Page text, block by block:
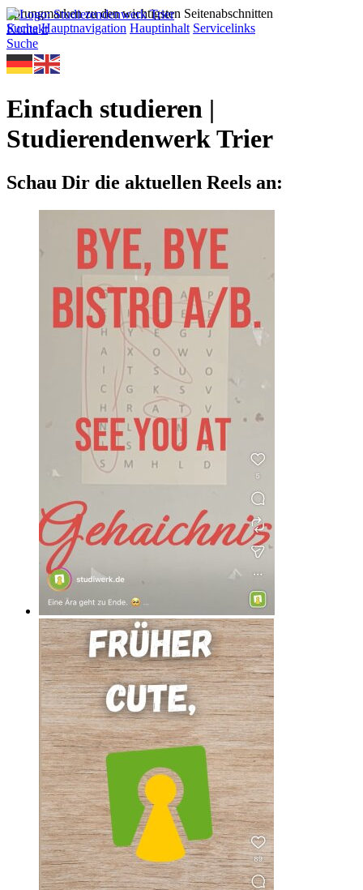
Sprungmarken zu den wichtigsten Seitenabschnitten
Suche Hauptnavigation Hauptinhalt Servicelinks
Kontakt
Suche
Einfach studieren |
Studierendenwerk Trier
Schau Dir die aktuellen Reels an: